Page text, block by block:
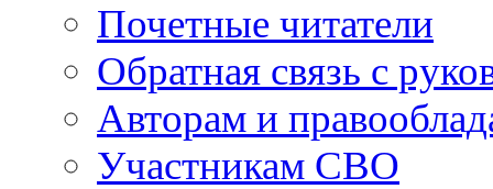
Почетные читатели
Обратная связь с
Авторам и
Участникам СВО